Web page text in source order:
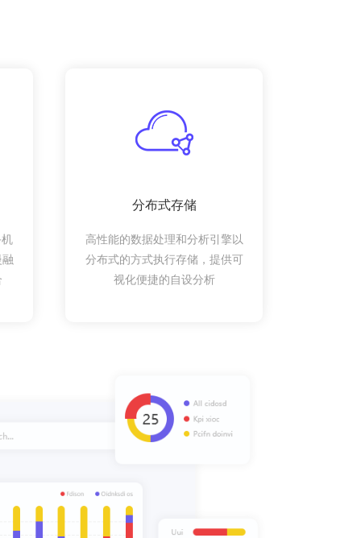
分布式存储
高性能的数据处理和分析引擎以
分布式的方式执行存储，提供可
视化便捷的自设分析